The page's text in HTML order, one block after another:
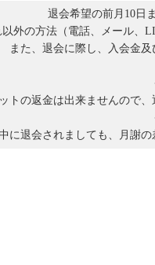
退会希望の前月10日
以外の方法（電話、メール、
また、退会に際し、入会金
トの返金は出来ませんので
に退会されましても、月謝